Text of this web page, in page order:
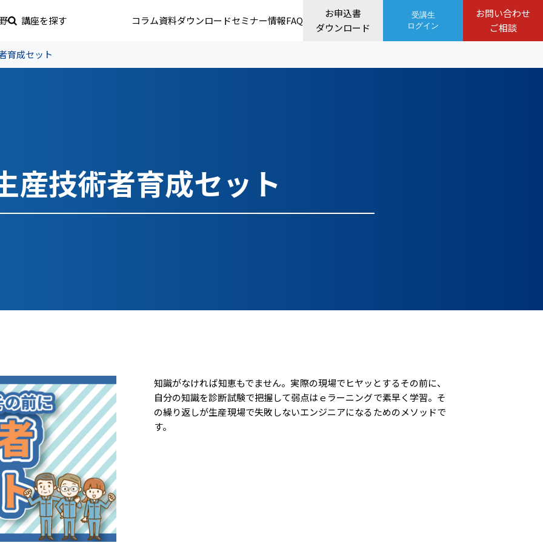
講座を探す コラム資料ダウンロードセミナー情報FAQ
お申込書
ダウンロード
受講生
ログイン
お問い合わせ
ご相談
育成セット
産技術者育成セット
知識がなければ知恵もでません。実際の現場でヒヤッとするその前に、
自分の知識を診断試験で把握して弱点はｅラーニングで素早く学習。そ
の繰り返しが生産現場で失敗しないエンジニアになるためのメソッドで
す。